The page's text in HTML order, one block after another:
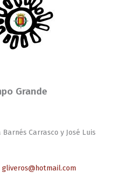
Grande
Barnés Carrasco y José Luis
gliveros@hotmail.com